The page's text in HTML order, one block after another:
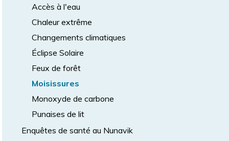
Accès à l'eau
Chaleur extrême
Changements climatiques
Éclipse Solaire
Feux de forêt
Moisissures
Monoxyde de carbone
Punaises de lit
Enquêtes de santé au Nunavik